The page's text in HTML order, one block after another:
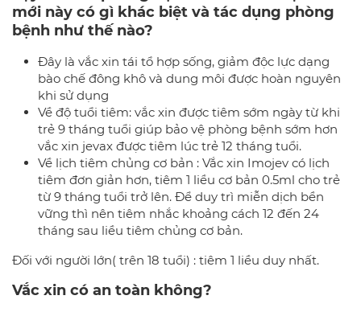
mới này có gì khác biệt và tác dụng phòng
bệnh như thế nào?
Đây là vắc xin tái tổ hợp sống, giảm độc lực dạng
bào chế đông khô và dung môi được hoàn nguyên
khi sử dụng
Về độ tuổi tiêm: vắc xin được tiêm sớm ngày từ khi
trẻ 9 tháng tuổi giúp bảo vệ phòng bệnh sớm hơn
vắc xin jevax được tiêm lúc trẻ 12 tháng tuổi.
Về lịch tiêm chủng cơ bản : Vắc xin Imojev có lịch
tiêm đơn giản hơn, tiêm 1 liều cơ bản 0.5ml cho trẻ
từ 9 tháng tuổi trở lên. Để duy trì miễn dịch bền
vững thì nên tiêm nhắc khoảng cách 12 đến 24
tháng sau liều tiêm chủng cơ bản.
Đối với người lớn( trên 18 tuổi) : tiêm 1 liều duy nhất.
Vắc xin có an toàn không?